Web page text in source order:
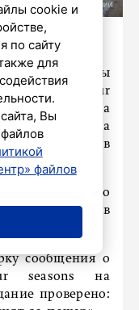
очевидцы
отеля Four
завесе на
спасателям. На
сообщили в
здание, но
очевидцев
дым.
сообщения о
seasons на
проверено:
cookie и
по сайту
для
Вы
файлов